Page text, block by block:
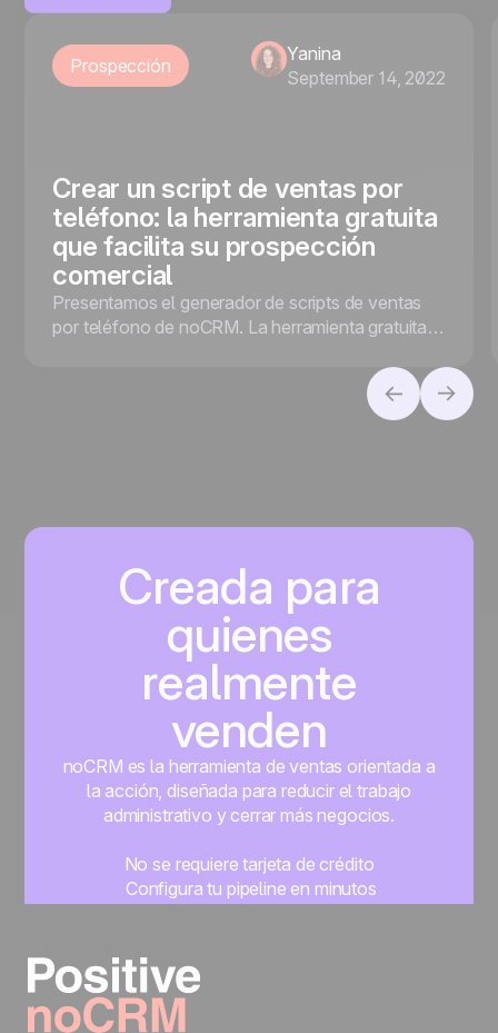
Prospección
Yanina
September 14, 2022
Crear un script de ventas por
teléfono: la herramienta gratuita
que facilita su prospección
comercial
Presentamos el generador de scripts de ventas
por teléfono de noCRM. La herramienta gratuita
Creada para
quienes
realmente
venden
noCRM es la herramienta de ventas orientada a
la acción, diseñada para reducir el trabajo
administrativo y cerrar más negocios.
No se requiere tarjeta de crédito
Configura tu pipeline en minutos